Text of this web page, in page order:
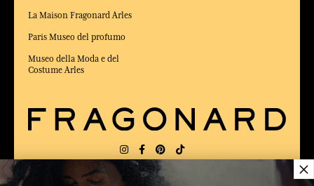
La Maison Fragonard Arles
Paris Museo del profumo
Museo della Moda e del
Costume Arles
×